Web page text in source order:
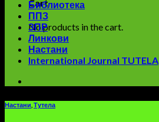
Cart
No products in the cart.
Библиотека
ППЗ
ЗПР
Линкови
Настани
International Journal TUTELA
Настани Тутела